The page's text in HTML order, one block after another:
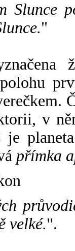
Slunce
"
v
přímka
velké.".